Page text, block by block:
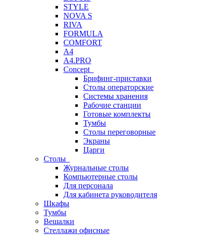
STYLE
NOVA S
RIVA
FORMULA
COMFORT
A4
A4.PRO
Concept
Брифинг-приставки
Столы операторские
Системы хранения
Рабочие станции
Готовые комплекты
Тумбы
Столы переговорные
Экраны
Царги
Столы
Журнальные столы
Компьютерные столы
Для персонала
Для кабинета руководителя
Шкафы
Тумбы
Вешалки
Стеллажи офисные